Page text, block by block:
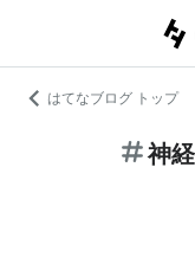
はてなブログ トップ
神